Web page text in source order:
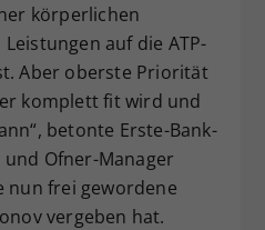
körperlichen
auf die ATP-
Aber oberste Priorität
komplett fit wird und
betonte Erste-Bank-
Ofner-Manager
nun frei gewordene
vergeben hat.